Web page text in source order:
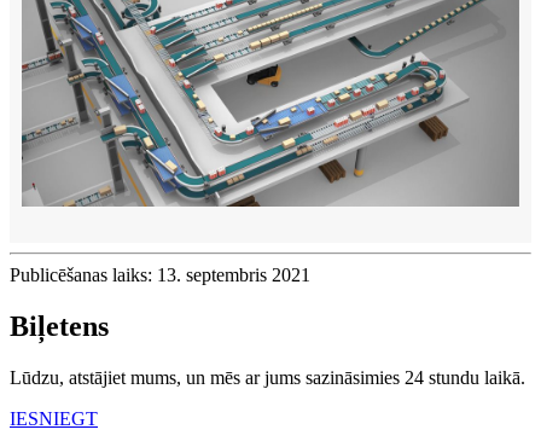
Publicēšanas laiks: 13. septembris 2021
Biļetens
Lūdzu, atstājiet mums, un mēs ar jums sazināsimies 24 stundu laikā.
IESNIEGT